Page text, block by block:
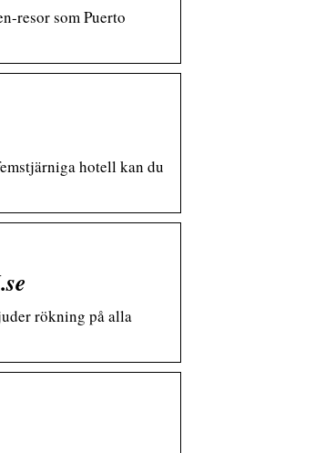
resor som Puerto
hotell kan du
rökning på alla